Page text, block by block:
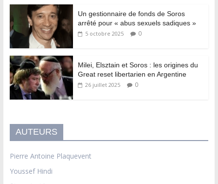
Un gestionnaire de fonds de Soros
arrêté pour « abus sexuels sadiques »
5 octobre 2025 0
Milei, Elsztain et Soros : les origines du
Great reset libertarien en Argentine
26 juillet 2025 0
AUTEURS
Pierre Antoine Plaquevent
Youssef Hindi